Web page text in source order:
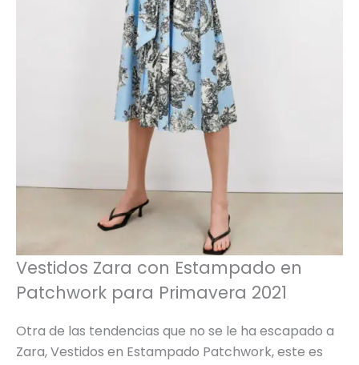
Vestidos Zara con Estampado en
Patchwork para Primavera 2021
Otra de las tendencias que no se le ha escapado a
Zara, Vestidos en Estampado Patchwork, este es